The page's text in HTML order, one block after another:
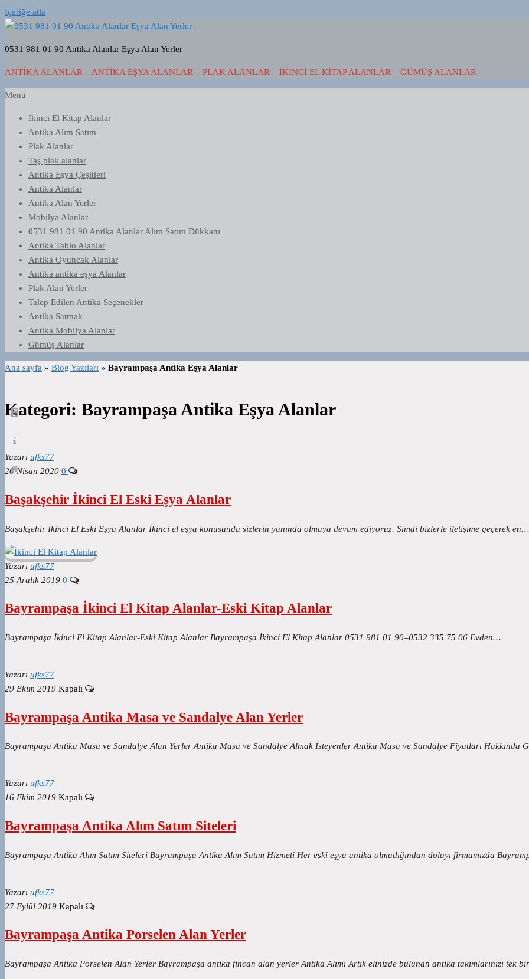
İçeriğe atla
0531 981 01 90 Antika Alanlar Eşya Alan Yerler
ANTIKA ALANLAR – ANTIKA EŞYA ALANLAR – PLAK ALANLAR – İKINCI EL KITAP ALANLAR – GÜMÜŞ ALANLAR
Menü
İkinci El Kitap Alanlar
Antika Alım Satım
Plak Alanlar
Taş plak alanlar
Antika Eşya Çeşitleri
Antika Alanlar
Antika Alan Yerler
Mobilya Alanlar
0531 981 01 90 Antika Alanlar Alım Satım Dükkanı
Antika Tablo Alanlar
Antika Oyuncak Alanlar
Antika antika eşya Alanlar
Plak Alan Yerler
Talep Edilen Antika Seçenekler
Antika Satmak
Antika Mobilya Alanlar
Gümüş Alanlar
Ana sayfa » Blog Yazıları » Bayrampaşa Antika Eşya Alanlar
Kategori: Bayrampaşa Antika Eşya Alanlar
Yazarı ufks77
20 Nisan 2020 0
Başakşehir İkinci El Eski Eşya Alanlar
Başakşehir İkinci El Eski Eşya Alanlar İkinci el eşya konusunda sizlerin yanında olmaya devam ediyoruz. Şimdi bizlerle iletişime geçerek en…
Yazarı ufks77
25 Aralık 2019 0
Bayrampaşa İkinci El Kitap Alanlar-Eski Kitap Alanlar
Bayrampaşa İkinci El Kitap Alanlar-Eski Kitap Alanlar Bayrampaşa İkinci El Kitap Alanlar 0531 981 01 90–0532 335 75 06 Evden…
Yazarı ufks77
29 Ekim 2019 Kapalı
Bayrampaşa Antika Masa ve Sandalye Alan Yerler
Bayrampaşa Antika Masa ve Sandalye Alan Yerler Antika Masa ve Sandalye Almak İsteyenler Antika Masa ve Sandalye Fiyatları Hakkında
Yazarı ufks77
16 Ekim 2019 Kapalı
Bayrampaşa Antika Alım Satım Siteleri
Bayrampaşa Antika Alım Satım Siteleri Bayrampaşa Antika Alım Satım Hizmeti Her eski eşya antika olmadığından dolayı firmamızda
Yazarı ufks77
27 Eylül 2019 Kapalı
Bayrampaşa Antika Porselen Alan Yerler
Bayrampaşa Antika Porselen Alan Yerler Bayrampaşa antika fincan alan yerler Antika Alımı Artık elinizde bulunan antika takımlarınızı tek